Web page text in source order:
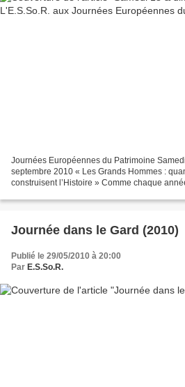
Journées Européennes du Patrimoine
septembre 2010 « Les Grands Hommes :
construisent l’Histoire » Comme chaque
Journée dans le Gard (2010)
Publié le 29/05/2010 à 20:00
Par E.S.So.R.